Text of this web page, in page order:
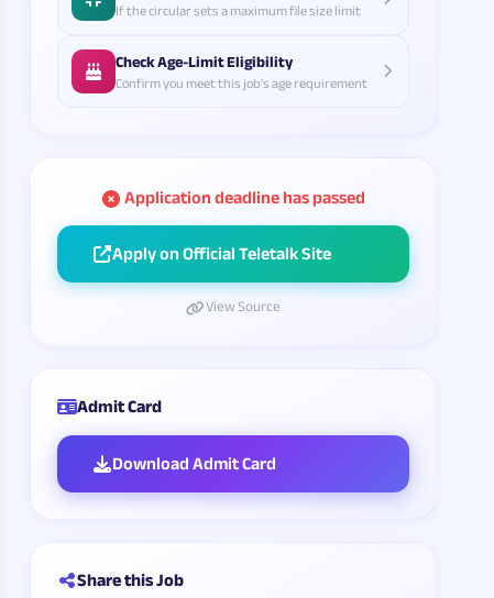
If the circular sets a maximum file size limit
Check Age-Limit Eligibility
Confirm you meet this job's age requirement
Application deadline has passed
Apply on Official Teletalk Site
View Source
Admit Card
Download Admit Card
Share this Job